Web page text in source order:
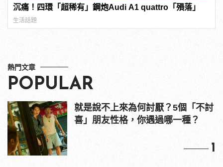
沉痛！四環「超稀有」鋼炮Audi A1 quattro「殞落」
生活話題
熱門文章
POPULAR
就是說不上來為何討厭？5個「不討
喜」朋友性格，你遇過哪一種？
1